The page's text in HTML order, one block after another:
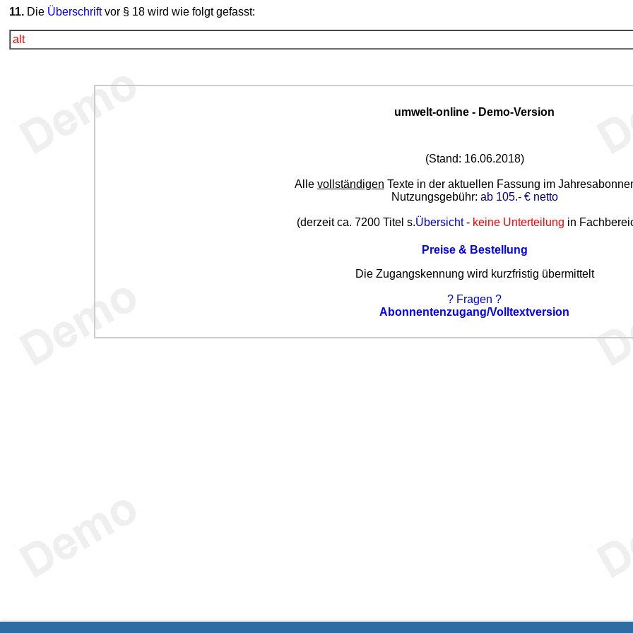
11. Die Überschriftvor § 18 wird wie folgt gefasst:
alt
umwelt-online - Demo-Version
(Stand: 16.06.2018)
Alle vollständigen Texte in der aktuellen Fassung im
Nutzungsgebühr: ab 105.- € netto
(derzeit ca. 7200 Titel s.Übersicht- keine Unterteilung in
Preise & Bestellung
Die Zugangskennung wird kurzfristig übermittelt
? Fragen ?
Abonnentenzugang/Volltextversion